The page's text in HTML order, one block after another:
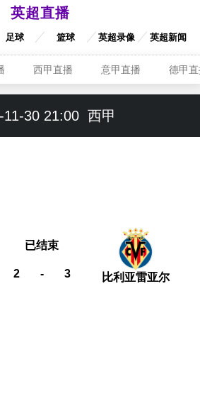
英超直播
足球 篮球 英超录像 英超新闻
西甲直播 意甲直播 德甲
11-30 21:00 西甲
2 - 3
已结束
比利亚雷亚尔